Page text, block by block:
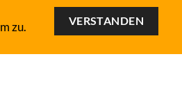
zu. VERSTANDEN